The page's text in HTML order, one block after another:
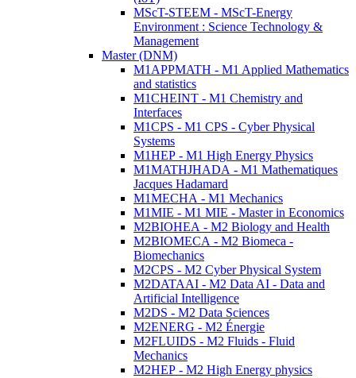
MScT-STEEM - MScT-Energy
Environment : Science Technology &
Management
Master (DNM)
M1APPMATH - M1 Applied Mathematics
and statistics
M1CHEINT - M1 Chemistry and
Interfaces
M1CPS - M1 CPS - Cyber Physical
Systems
M1HEP - M1 High Energy Physics
M1MATHJHADA - M1 Mathematiques
Jacques Hadamard
M1MECHA - M1 Mechanics
M1MIE - M1 MIE - Master in Economics
M2BIOHEA - M2 Biology and Health
M2BIOMECA - M2 Biomeca -
Biomechanics
M2CPS - M2 Cyber Physical System
M2DATAAI - M2 Data AI - Data and
Artificial Intelligence
M2DS - M2 Data Sciences
M2ENERG - M2 Énergie
M2FLUIDS - M2 Fluids - Fluid
Mechanics
M2HEP - M2 High Energy physics